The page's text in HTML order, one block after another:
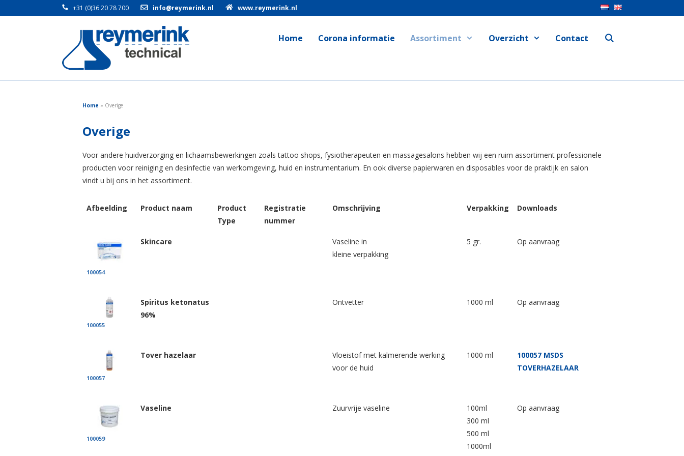
+31 (0)36 20 78 700 info@reymerink.nl www.reymerink.nl
Home Corona informatie Assortiment Overzicht Contact
Home » Overige
Overige
Voor andere huidverzorging en lichaamsbewerkingen zoals tattoo shops, fysiotherapeuten en massagesalons hebben wij een ruim assortiment professionele
producten voor reiniging en desinfectie van werkomgeving, huid en instrumentarium. En ook diverse papierwaren en disposables voor de praktijk en salon
vindt u bij ons in het assortiment.
Afbeelding Product naam
Product
Type
Registratie
nummer
Omschrijving Verpakking Downloads
100054
Skincare
Vaseline in
kleine verpakking
5 gr. Op aanvraag
100055
Spiritus ketonatus
96%
Ontvetter 1000 ml Op aanvraag
100057
Tover hazelaar
Vloeistof met kalmerende werking
voor de huid
1000 ml
100057 MSDS
TOVERHAZELAAR
100059
Vaseline Zuurvrije vaseline
100ml
300 ml
500 ml
1000ml
Op aanvraag